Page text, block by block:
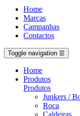
Home
Marcas
Campanhas
Contactos
Toggle navigation ☰
Home
Produtos
Produtos
Junkers /
Roca
Caldeiras